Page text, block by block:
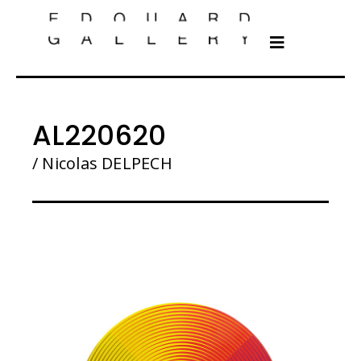
AL220620
/ Nicolas DELPECH